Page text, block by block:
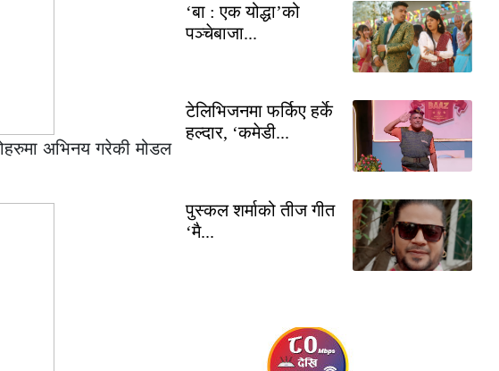
अभिनय गरेकी मोडल
‘बा : एक योद्धा’को
पञ्चेबाजा...
टेलिभिजनमा फर्किए हर्के
हल्दार, ‘कमेडी...
पुस्कल शर्माको तीज गीत
‘मै...